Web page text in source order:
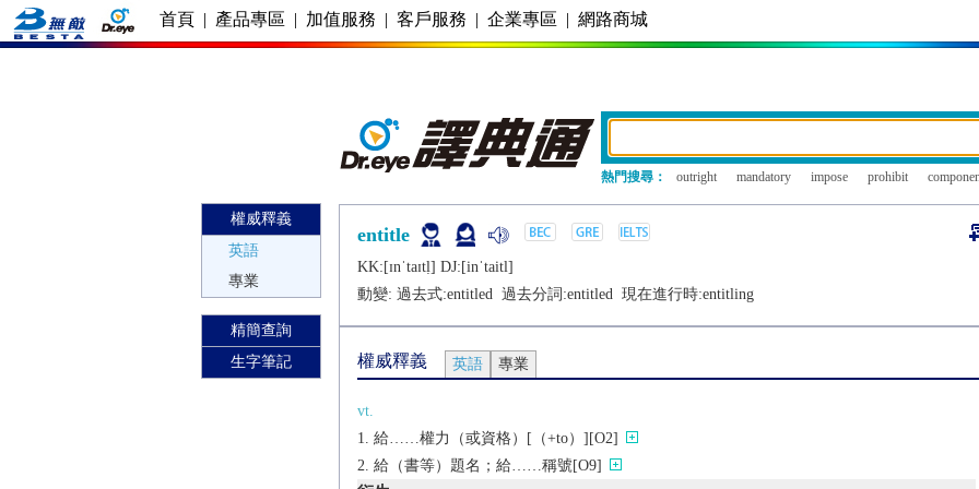
首頁 | 產品專區 | 加值服務 | 客戶服務 | 企業專區 | 網路商城
熱門搜尋： outright mandatory impose prohibit
權威釋義
英語
專業
精簡查詢
生字筆記
entitle
KK:[ɪnˈtaɪtḷ] DJ:[inˈtaitl]
動變: 過去式:entitled 過去分詞:entitled 現在進行時:entitling
權威釋義 英語 專業
vt.
給……權力（或資格）[（+to）][O2]
給（書等）題名；給……稱號[O9]